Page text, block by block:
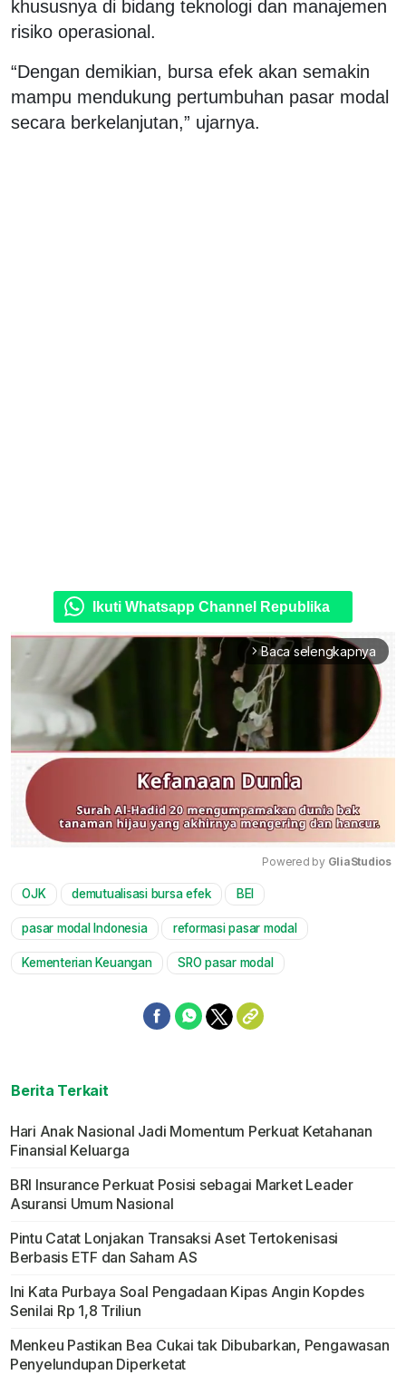
khususnya di bidang teknologi dan manajemen
risiko operasional.
“Dengan demikian, bursa efek akan semakin
mampu mendukung pertumbuhan pasar modal
secara berkelanjutan,” ujarnya.
Ikuti Whatsapp Channel Republika
arrow_forward_ios Baca selengkapnya
Powered by GliaStudios
OJK demutualisasi bursa efek BEI
pasar modal Indonesia reformasi pasar modal
Kementerian Keuangan SRO pasar modal
Berita Terkait
Hari Anak Nasional Jadi Momentum Perkuat Ketahanan
Finansial Keluarga
BRI Insurance Perkuat Posisi sebagai Market Leader
Asuransi Umum Nasional
Pintu Catat Lonjakan Transaksi Aset Tertokenisasi
Berbasis ETF dan Saham AS
Ini Kata Purbaya Soal Pengadaan Kipas Angin Kopdes
Senilai Rp 1,8 Triliun
Menkeu Pastikan Bea Cukai tak Dibubarkan, Pengawasan
Penyelundupan Diperketat